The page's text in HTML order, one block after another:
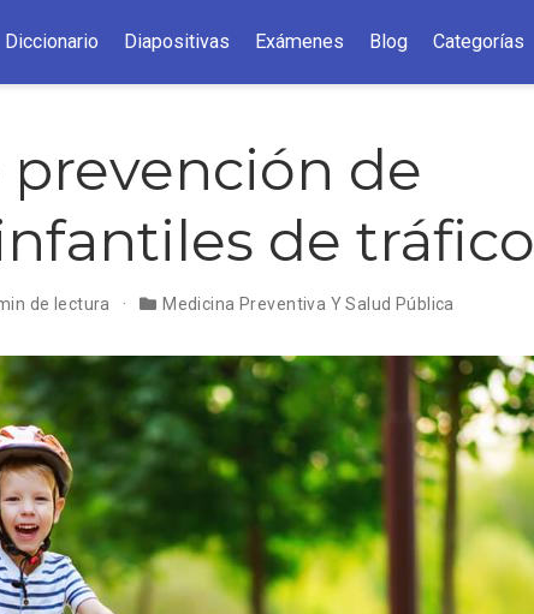
Diccionario Diapositivas Exámenes Blog Categorías
de
de tráfico
de lectura Medicina Preventiva Y Salud Pública